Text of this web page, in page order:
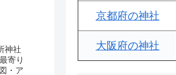
神社
寄り
・ア
京都府の神社
大阪府の神社